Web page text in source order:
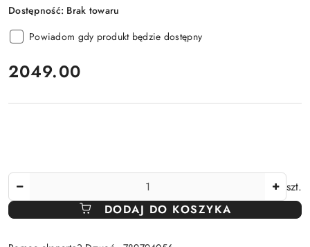
Dostępność: Brak towaru
Powiadom gdy produkt będzie dostępny
cena:
2049.00
szt.
DODAJ DO KOSZYKA